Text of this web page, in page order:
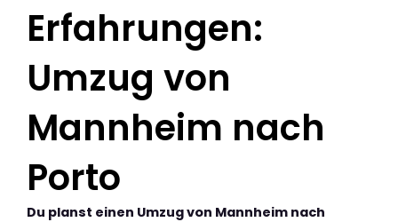
Erfahrungen:
Umzug von
Mannheim nach
Porto
Du planst einen Umzug von Mannheim nach